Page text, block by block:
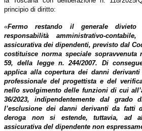
principio di diritto:
«Fermo restando il generale divieto
responsabilità amministrativo-
assicurativa dei dipendenti, previsto dal
costituisce norma speciale sopravvenuta
59, della legge n. 244/2007. Di
applica alla copertura dei danni derivanti
professionale del progettista e del
nello svolgimento delle funzioni di cui
36/2023, indipendentemente dal grado
l’esclusione dei danni derivanti da fatti
deroga non si estende, tuttavia, ad
assicurativa del dipendente non